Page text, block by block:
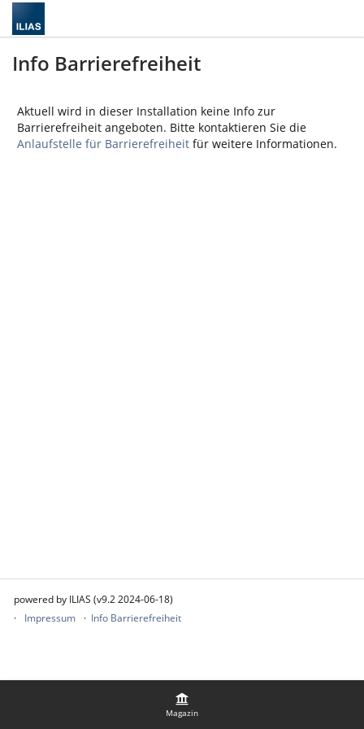
Magazin
Info Barrierefreiheit
Aktuell wird in dieser Installation keine Info zur
Barrierefreiheit angeboten. Bitte kontaktieren Sie die
Anlaufstelle für Barrierefreiheit für weitere Informationen.
powered by ILIAS (v9.2 2024-06-18)
Impressum
Info Barrierefreiheit